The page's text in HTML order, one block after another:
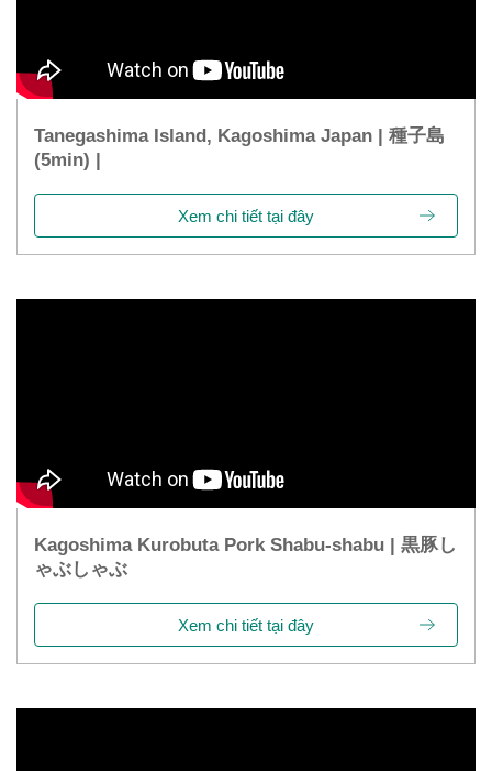
Tanegashima Island, Kagoshima Japan | 種子島
(5min) |
Xem chi tiết tại đây
Kagoshima Kurobuta Pork Shabu-shabu | 黒豚し
ゃぶしゃぶ
Xem chi tiết tại đây